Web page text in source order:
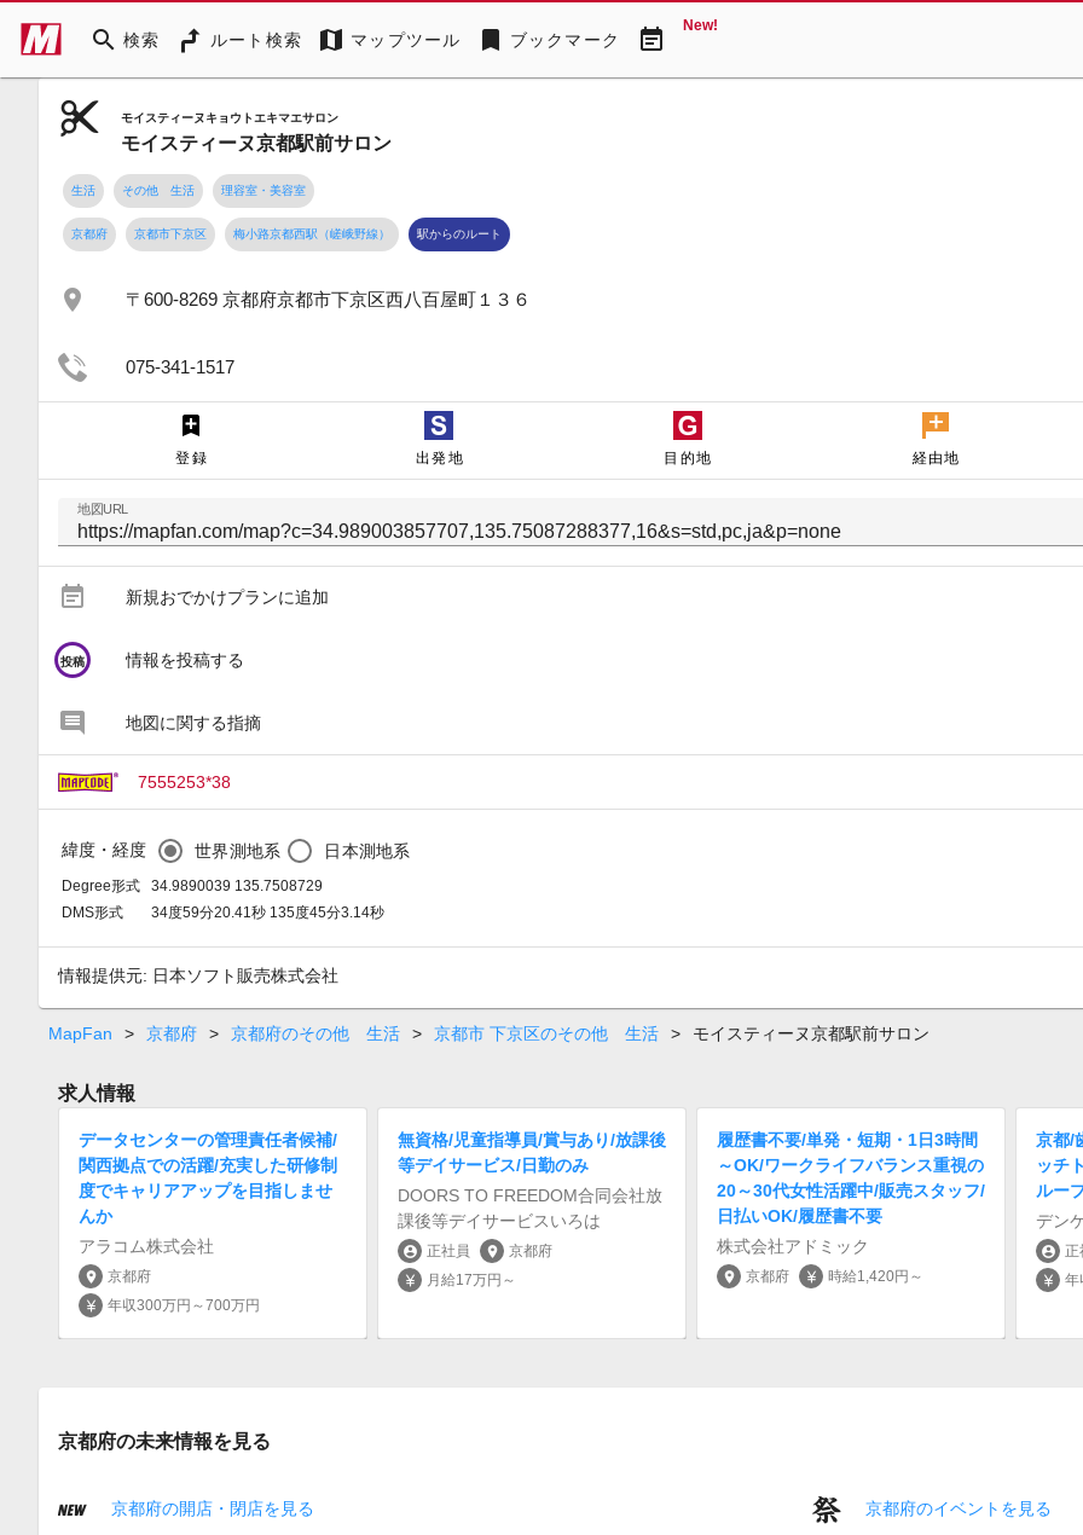
search 検索 ルート検索 map マップツール bookmark ブックマーク event_note New!
モイスティーヌキョウトエキマエサロン
モイスティーヌ京都駅前サロン
生活 その他 生活 理容室・美容室
京都府 京都市下京区 梅小路京都西駅（嵯峨野線） 駅からのルート
place 〒600-8269 京都府京都市下京区西八百屋町１３６
075-341-1517
登録 出発地 目的地 経由地
地図URL
event_note 新規おでかけプランに追加
circle
投稿 情報を投稿する
地図に関する指摘
7555253*38
緯度・経度 世界測地系 日本測地系
Degree形式
34.9890039 135.7508729
DMS形式
34度59分20.41秒 135度45分3.14秒
情報提供元: 日本ソフト販売株式会社
MapFan > 京都府 > 京都府のその他 生活 > 京都市 下京区のその他 生活 > モイスティーヌ京都駅前サロン
求人情報
データセンターの管理責任者候補/
関西拠点での活躍/充実した研修制
度でキャリアアップを目指しませ
んか
アラコム株式会社
location_on 京都府
currency_yen 年収300万円～700万円
無資格/児童指導員/賞与あり/放課後
等デイサービス/日勤のみ
DOORS TO FREEDOM合同会社放
課後等デイサービスいろは
account_circle 正社員 location_on 京都府
currency_yen 月給17万円～
履歴書不要/単発・短期・1日3時間
～OK/ワークライフバランス重視の
20～30代女性活躍中/販売スタッフ/
日払いOK/履歴書不要
株式会社アドミック
location_on 京都府 currency_yen 時給1,420円～
京都/
ッチ
ルー
デン
account_circle 正
currency_yen 年
京都府の未来情報を見る
京都府の開店・閉店を見る 京都府のイベントを見る